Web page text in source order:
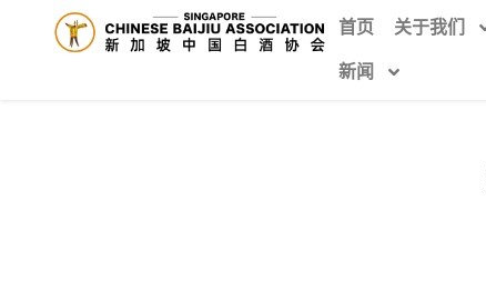
首页 关于我们
新闻